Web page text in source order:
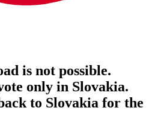
is not possible.
only in Slovakia.
to Slovakia for the